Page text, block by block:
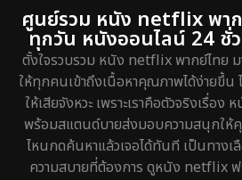
ศูนย์รวม หนัง netflix พาก
ทุกวัน หนังออนไลน์ 24 ชั่
ตั้งใจรวบรวม หนัง netflix พากย์ไทย ม
ให้ทุกคนเข้าถึงเนื้อหาคุณภาพได้ง่ายขึ้
ให้เสียจังหวะ เพราะเราคือตัวจริงเรื่อ
พร้อมสแตนด์บายส่งมอบความสนุกให้
ไหนกดค้นหาแล้วเจอได้ทันที เป็นทาง
ความสบายที่ต้องการ ดูหนัง netflix